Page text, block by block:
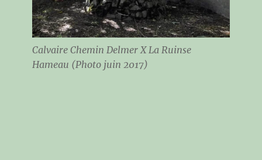
Calvaire Chemin Delmer X La Ruinse
Hameau (Photo juin 2017)